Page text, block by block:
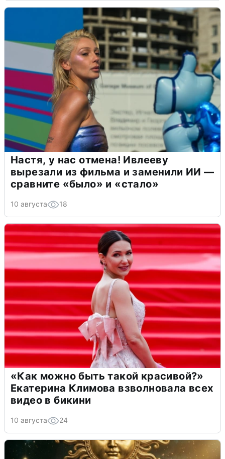
Настя, у нас отмена! Ивлееву
вырезали из фильма и заменили ИИ —
сравните «было» и «стало»
10 августа 18
«Как можно быть такой красивой?»
Екатерина Климова взволновала всех
видео в бикини
10 августа 24